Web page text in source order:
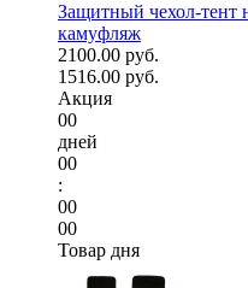
Защитный чехол-
камуфляж
2100.00 руб.
1516.00 руб.
Акция
00
дней
00
:
00
00
Товар дня